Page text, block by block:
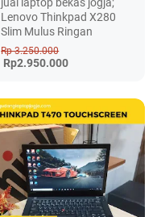
jual laptop bekas jogja;
Lenovo Thinkpad X280
Slim Mulus Ringan
Rp 3.250.000
Rp2.950.000